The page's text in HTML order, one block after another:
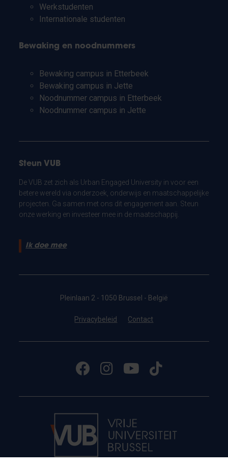
Werkstudenten
Internationale studenten
Bewaking en noodnummers
Bewaking campus in Etterbeek
Bewaking campus in Jette
Noodnummer campus in Etterbeek
Noodnummer campus in Jette
Steun VUB
De VUB zet zich als Urban Engaged University in voor een
betere wereld via onderzoek, onderwijs en maatschappelijke
projecten. Ga samen met ons dit engagement aan. Steun
onze werking en investeer mee in de maatschappij.
Ik doe mee
Pleinlaan 2 - 1050 Brussel - België
Privacybeleid Contact